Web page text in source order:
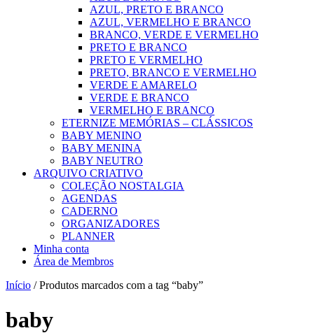
AZUL, PRETO E BRANCO
AZUL, VERMELHO E BRANCO
BRANCO, VERDE E VERMELHO
PRETO E BRANCO
PRETO E VERMELHO
PRETO, BRANCO E VERMELHO
VERDE E AMARELO
VERDE E BRANCO
VERMELHO E BRANCO
ETERNIZE MEMÓRIAS – CLÁSSICOS
BABY MENINO
BABY MENINA
BABY NEUTRO
ARQUIVO CRIATIVO
COLEÇÃO NOSTALGIA
AGENDAS
CADERNO
ORGANIZADORES
PLANNER
Minha conta
Área de Membros
Início / Produtos marcados com a tag “baby”
baby